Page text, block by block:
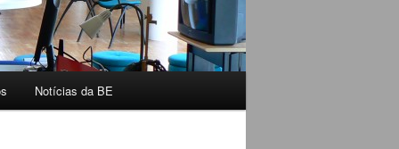
Notícias da BE